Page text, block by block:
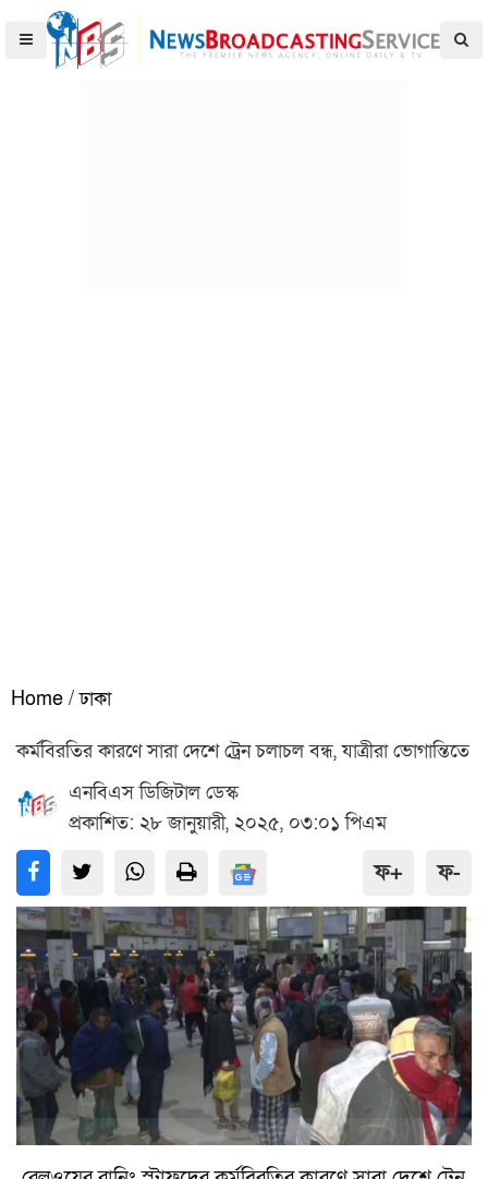
Home / ঢাকা
কর্মবিরতির কারণে সারা দেশে ট্রেন চলাচল বন্ধ, যাত্রীরা ভোগান্তিতে
এনবিএস ডিজিটাল ডেস্ক
প্রকাশিত: ২৮ জানুয়ারী, ২০২৫, ০৩:০১ পিএম
ফ+ ফ-